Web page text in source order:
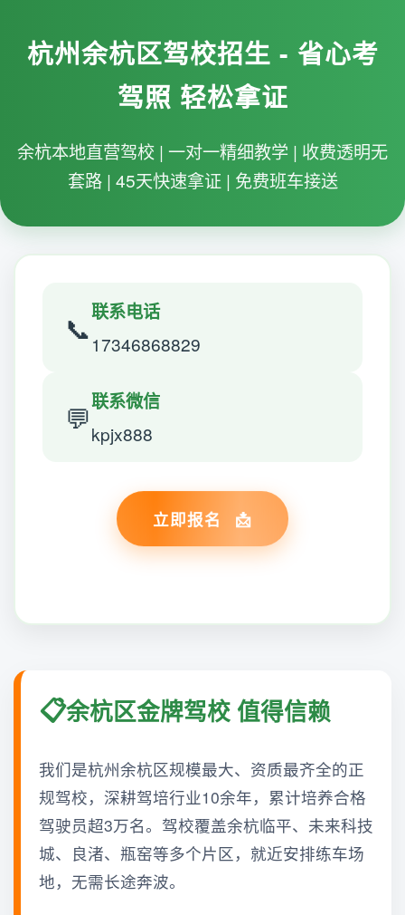
杭州余杭区驾校招生 - 省心考
驾照 轻松拿证
余杭本地直营驾校 | 一对一精细教学 | 收费透明无
套路 | 45天快速拿证 | 免费班车接送
📞联系电话
17346868829
💬联系微信
kpjx888
立即报名
余杭区金牌驾校 值得信赖
我们是杭州余杭区规模最大、资质最齐全的正
规驾校，深耕驾培行业10余年，累计培养合格
驾驶员超3万名。驾校覆盖余杭临平、未来科技
城、良渚、瓶窑等多个片区，就近安排练车场
地，无需长途奔波。